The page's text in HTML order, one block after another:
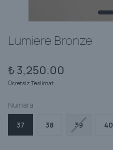
Lumiere Bronze
₺ 3,250.00
Ücretsiz Teslimat
Numara
37 38 39 40